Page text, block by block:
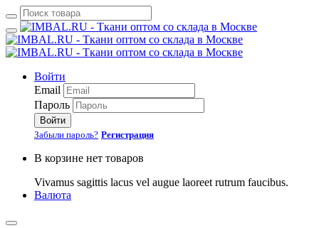
Войти
Email
Пароль
Войти
Забыли пароль? Регистрация
В корзине нет товаров
Vivamus sagittis lacus vel augue laoreet rutrum faucibus.
Валюта